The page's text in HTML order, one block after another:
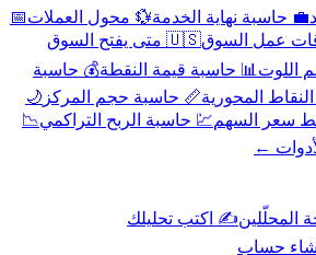
💼 حاسبة نهاية الخدمة💱 محول العملات📅
عمل السوق
🇺🇸 متى يفتح السوق
اللوت 📊 حاسبة قيمة النقطة💰 حاسبة
المحورية📏 حاسبة حجم المركز 🌙
سعر السهم💹 حاسبة الربح التراكمي📉
←
المحلّلين✍️ اكتب تحليلك
حساب